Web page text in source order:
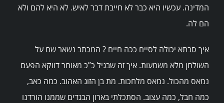
המדינה. עכשיו היא כבר לא חייבת דבר לאיש. לא היא להם ולא
הם לה.
איך סבתא יכולה לסיים ככה חיים ? המכתב נשאר שם על
השולחן מלא משמעות. איך זה שבגיל כ”כ מאוחר דווקא הפעם
נמאס מהכול. נמאס מלחכות. מת בן הזוג האהוב. כמה כאב,
כמה חבל, כמה עצוב. הסתכלתי בארון הבגדים שממנו הורדנו